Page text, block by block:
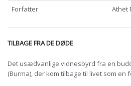
Forfatter
Athet
TILBAGE FRA DE DØDE
Det usædvanlige vidnesbyrd fra en
(Burma), der kom tilbage til livet som en